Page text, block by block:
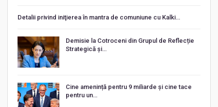
Detalii privind iniţierea în mantra de comuniune cu Kalki…
Demisie la Cotroceni din Grupul de Reflecție
Strategică și…
Cine amenință pentru 9 miliarde și cine tace
pentru un…